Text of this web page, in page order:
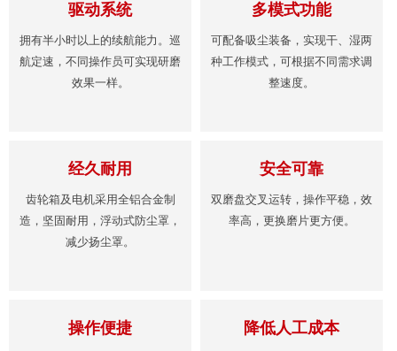
驱动系统
拥有半小时以上的续航能力。巡
航定速，不同操作员可实现研磨
效果一样。
多模式功能
可配备吸尘装备，实现干、湿两
种工作模式，可根据不同需求调
整速度。
经久耐用
齿轮箱及电机采用全铝合金制
造，坚固耐用，浮动式防尘罩，
减少扬尘罩。
安全可靠
双磨盘交叉运转，操作平稳，效
率高，更换磨片更方便。
操作便捷 降低人工成本